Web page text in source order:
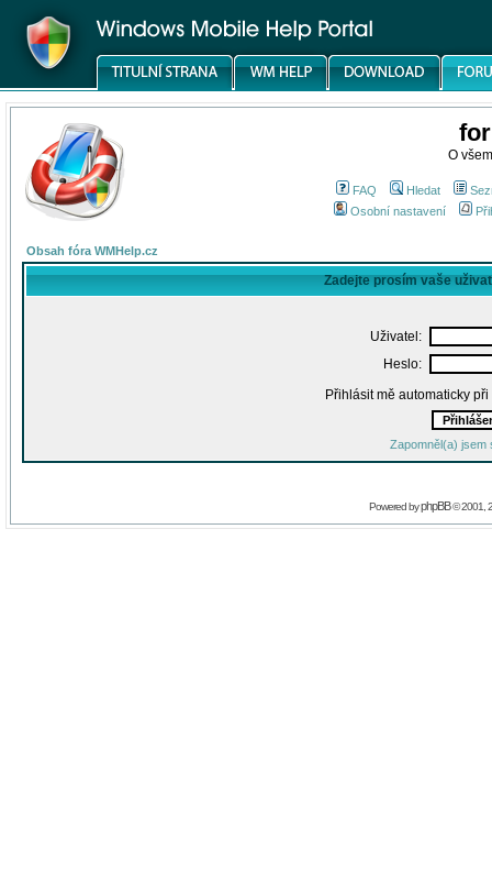
O
FAQ Hledat
Osobní nastavení
Obsah fóra WMHelp.cz
Zadejte prosím vaše
Uživatel:
Heslo:
Přihlásit mě automaticky
Zapomněl(a) jsem
Powered byphpBB© 2001,